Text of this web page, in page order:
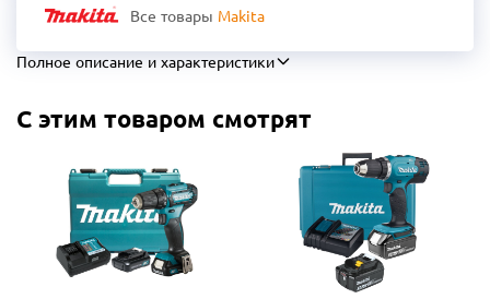
Все товары Makita
Полное описание и характеристики
С этим товаром смотрят